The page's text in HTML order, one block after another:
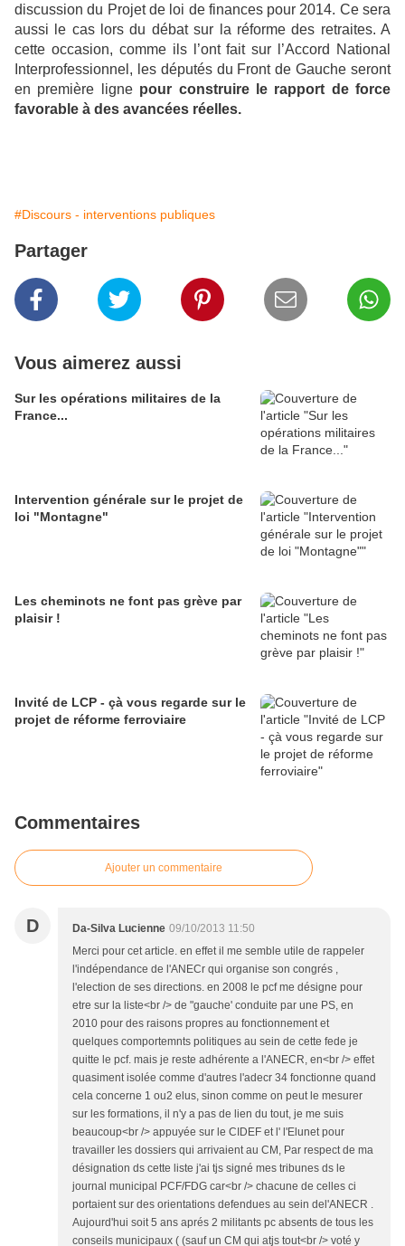
discussion du Projet de loi de finances pour 2014. Ce sera
aussi le cas lors du débat sur la réforme des retraites. A
cette occasion, comme ils l’ont fait sur l’Accord National
Interprofessionnel, les députés du Front de Gauche seront
en première ligne pour construire le rapport de force
favorable à des avancées réelles.
#Discours - interventions publiques
Partager
Vous aimerez aussi
Sur les opérations militaires de la
France...
Intervention générale sur le projet de
loi "Montagne"
Les cheminots ne font pas grève par
plaisir !
Invité de LCP - çà vous regarde sur le
projet de réforme ferroviaire
Commentaires
Ajouter un commentaire
D Da-Silva Lucienne 09/10/2013 11:50
Merci pour cet article. en effet il me semble utile de rappeler
l'indépendance de l'ANECr qui organise son congrés ,
l'election de ses directions. en 2008 le pcf me désigne pour
etre sur la liste<br /> de "gauche' conduite par une PS, en
2010 pour des raisons propres au fonctionnement et
quelques comportemnts politiques au sein de cette fede je
quitte le pcf. mais je reste adhérente a l'ANECR, en<br /> effet
quasiment isolée comme d'autres l'adecr 34 fonctionne quand
cela concerne 1 ou2 elus, sinon comme on peut le mesurer
sur les formations, il n'y a pas de lien du tout, je me suis
beaucoup<br /> appuyée sur le CIDEF et l' l'Elunet pour
travailler les dossiers qui arrivaient au CM, Par respect de ma
désignation ds cette liste j'ai tjs signé mes tribunes ds le
journal municipal PCF/FDG car<br /> chacune de celles ci
portaient sur des orientations defendues au sein del'ANECR .
Aujourd'hui soit 5 ans aprés 2 militants pc absents de tous les
conseils municipaux ( (sauf un CM qui atjs tout<br /> voté y